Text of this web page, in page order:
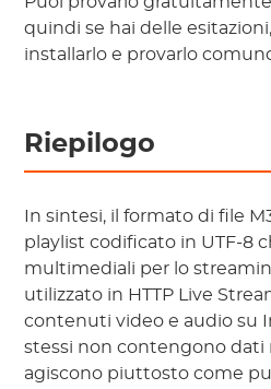
quindi se hai delle
installarlo e provarlo
Riepilogo
In sintesi, il formato di file
playlist codificato in UTF-8
multimediali per lo
utilizzato in HTTP Live
contenuti video e audio su
stessi non contengono dati
agiscono piuttosto come